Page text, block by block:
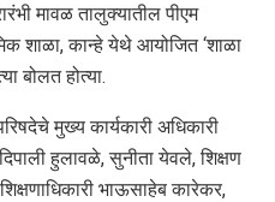
मावळ तालुक्यातील पीएम
शाळा, कान्हे येथे आयोजित ‘शाळा
बोलत होत्या.
मुख्य कार्यकारी अधिकारी
हुलावळे, सुनीता येवले, शिक्षण
भाऊसाहेब कारेकर,